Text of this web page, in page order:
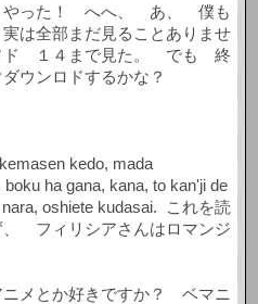
やった！ へへ、 あ、 僕も
は全部まだ見ることありませ
ド １４まで見た。 でも 終
ウンロドするかな？
kedo, mada
ha gana, kana, to kan'ji de
oshiete kudasai. これを読
フィリシアさんはロマンジ
メとか好きですか？ ベマニ